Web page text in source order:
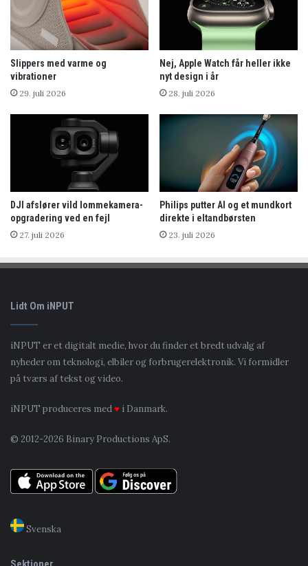
Slippers med varme og
vibrationer
29. juli 2026
Nej, Apple Watch får heller ikke
nyt design i år
28. juli 2026
DJI afslører vild lommekamera-
opgradering ved en fejl
27. juli 2026
Philips putter AI og et mundkort
direkte i eltandbørsten
23. juli 2026
Lidt Om iNPUT
iNPUT er et digitalt medie, hvor du finder et bredt udvalg af
nyheder om teknologi, elbiler og forbrugerelektronik. Vi formidler
på tværs af tekst og video.
iNPUT produceres med♥ i Danmark.
© 2012-2026 Binary Productions ApS.
Svenska